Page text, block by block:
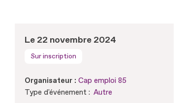
Le 22 novembre 2024
Sur inscription
Organisateur : Cap emploi 85
Type d'événement : Autre